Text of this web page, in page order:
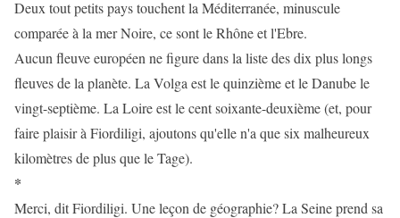
Deux tout petits pays touchent la Méditerranée, minuscule
comparée à la mer Noire, ce sont le Rhône et l'Ebre.
Aucun fleuve européen ne figure dans la liste des dix plus longs
fleuves de la planète. La Volga est le quinzième et le Danube le
vingt-septième. La Loire est le cent soixante-deuxième (et, pour
faire plaisir à Fiordiligi, ajoutons qu'elle n'a que six malheureux
kilomètres de plus que le Tage).
*
Merci, dit Fiordiligi. Une leçon de géographie? La Seine prend sa